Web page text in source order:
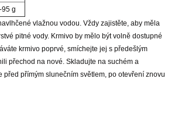
95 g
vlažnou vodou. Vždy zajistěte, aby měla
pitné vody. Krmivo by mělo být volně dostupné
krmivo poprvé, smíchejte jej s předešlým
přechod na nové. Skladujte na suchém a
před přímým slunečním světlem, po otevření znovu